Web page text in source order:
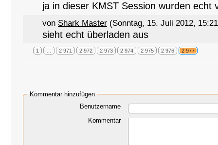
ja in dieser KMST Session wurden echt
von Shark Master (Sonntag, 15. Juli 2012,
sieht echt überladen aus
1 2 971 2 972 2 973 2 974 2 975 2 976 2 977
Kommentar hinzufügen
Benutzername
Kommentar